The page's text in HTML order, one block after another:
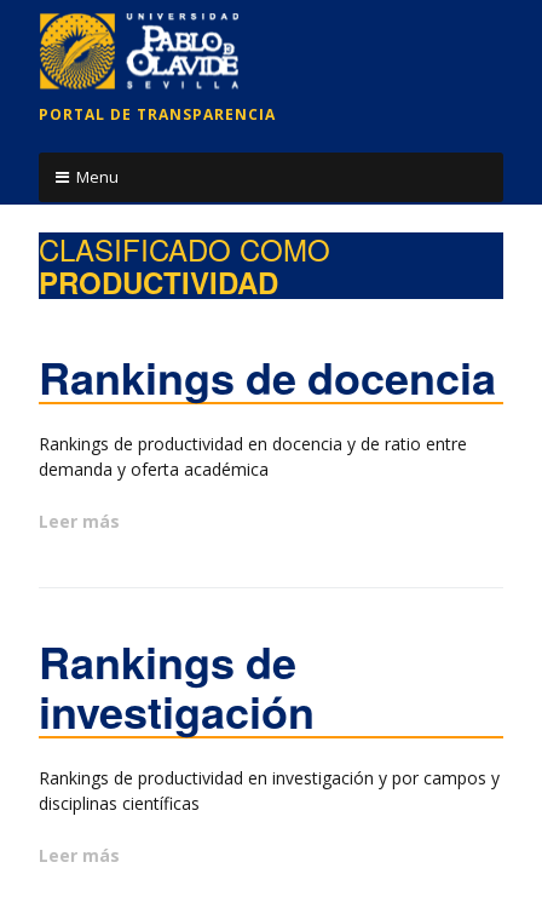
PORTAL DE TRANSPARENCIA
Menu
CLASIFICADO COMO
PRODUCTIVIDAD
Rankings de docencia
Rankings de productividad en docencia y de ratio entre
demanda y oferta académica
Leer más
Rankings de
investigación
Rankings de productividad en investigación y por campos y
disciplinas científicas
Leer más